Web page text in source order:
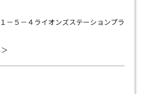
－５－４ライオンズステーションプラ